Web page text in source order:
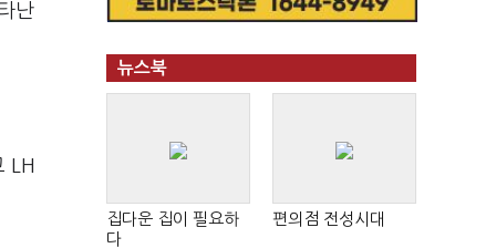
난
LH
뉴스북
집다운 집이 필요하
다
편의점 전성시대